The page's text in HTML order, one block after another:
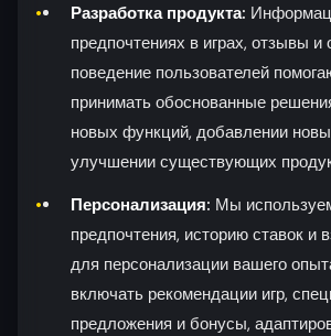
Разработка продукта:
предпочтениях в играх, отзывы
поведение пользователей
принимать обоснованные
новых функций, добавлении
улучшении существующих
Персонализация: Мы
предпочтения, историю ставок и
для персонализации вашего
включать рекомендации игр,
предложения и бонусы,